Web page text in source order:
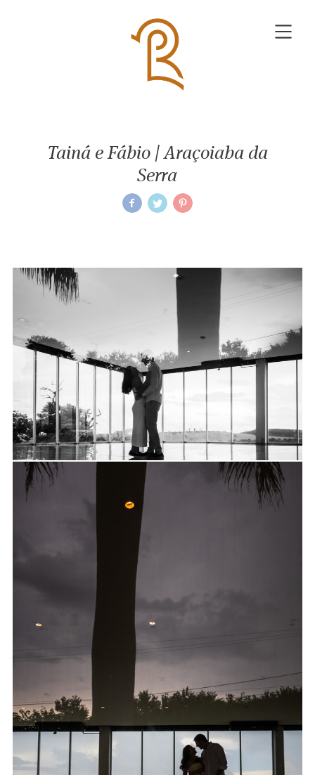
Tainá e Fábio | Araçoiaba da
Serra